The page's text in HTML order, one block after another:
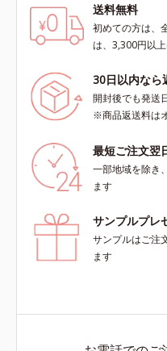
送料無料
初めての方は、
は、3,300円以
30日以内なら
開封後でも発送
※商品返送料は
最短ご注文翌
一部地域を除き
ます
サンプルプレ
サンプルはご注
ます